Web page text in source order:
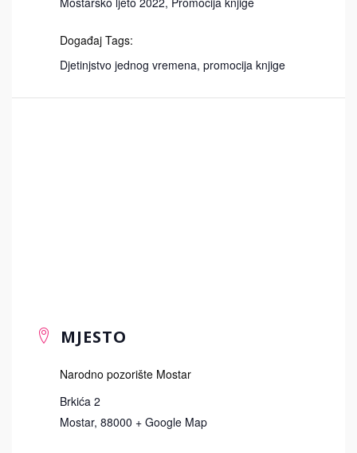
Događaj Tags:
Djetinjstvo jednog vremena, promocija knjige
MJESTO
Narodno pozorište Mostar
Brkića 2
Mostar, 88000 + Google Map